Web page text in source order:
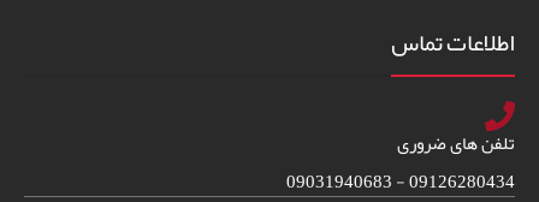
اطلاعات تماس
تلفن های ضروری
09126280434 - 09031940683